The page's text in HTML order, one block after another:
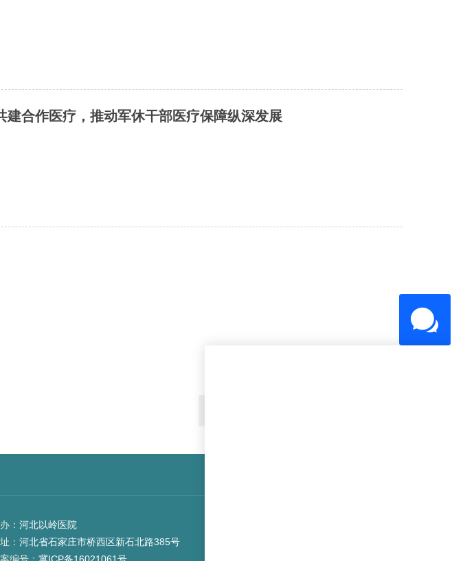
合作医疗，推动军休干部医疗保障纵深发展
： 河北以岭医院
： 河北省石家庄市桥西区新石北路385号